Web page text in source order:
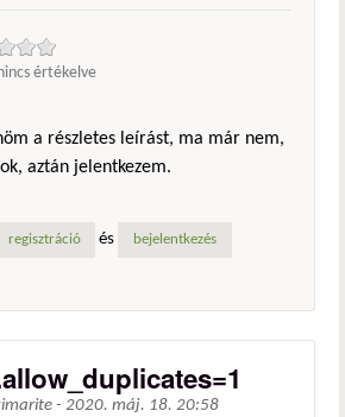
értékelve
a részletes leírást, ma már nem,
aztán jelentkezem.
regisztráció és bejelentkezés
- 2020. máj. 18. 20:58